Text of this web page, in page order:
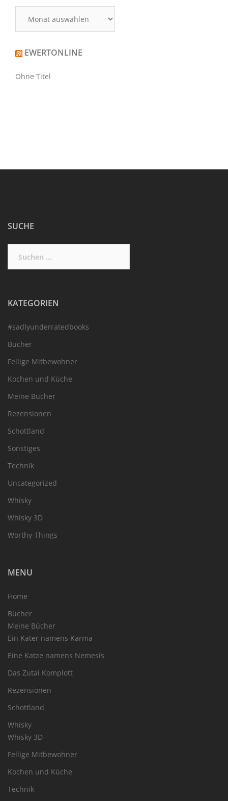
EWERTONLINE
Ohne Titel
SUCHE
nach:
KATEGORIEN
#sadlyunderratedbooks
Bücher
Fellige Mitbewohner
Kochen und Küche
Meine Bücher
Rezensionen
Schottland
Sonstiges
Technik
Uncategorized
Whisky
Whisky 3D
Worthy-Things
MENU
Home
Bücher
Meine Bücher
Ein Kater namens Karma
Eine Katze namens Nemesis
Das Zutai Komplott
Rezensionen
Schottland
Whisky
Whisky 3D
Fellige Mitbewohner
Kochen und Küche
Technik